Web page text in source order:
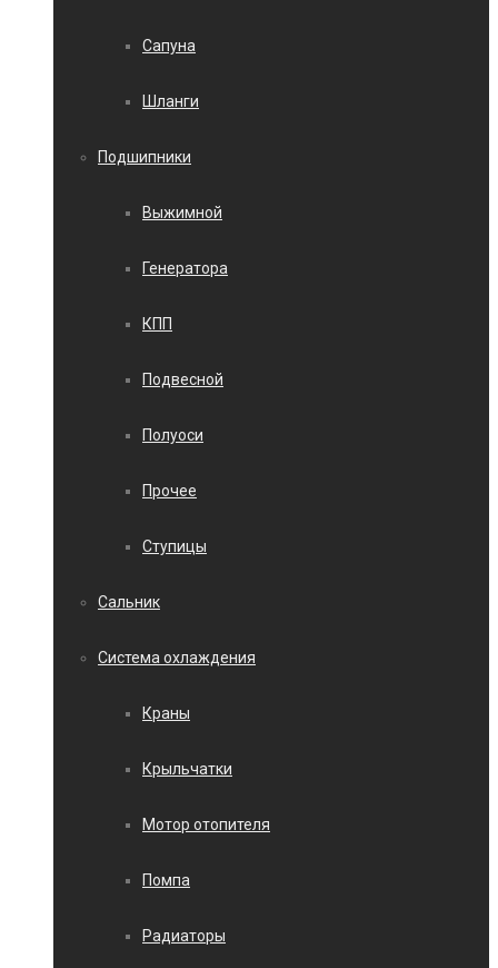
Сапуна
Шланги
Подшипники
Выжимной
Генератора
КПП
Подвесной
Полуоси
Прочее
Ступицы
Сальник
Система охлаждения
Краны
Крыльчатки
Мотор отопителя
Помпа
Радиаторы